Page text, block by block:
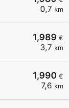
0,7 km
1,989 €
3,7 km
1,990 €
7,6 km